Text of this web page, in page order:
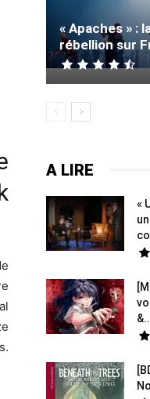
« Apaches » :
rébellion sur
A LIRE
«